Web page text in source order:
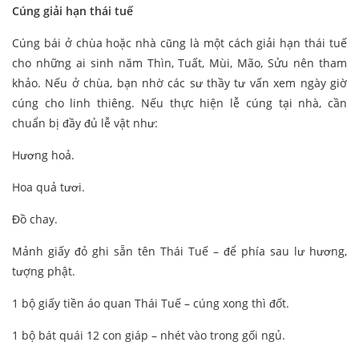
Cúng giải hạn thái tuế
Cúng bái ở chùa hoặc nhà cũng là một cách giải hạn thái tuế
cho những ai sinh năm Thìn, Tuất, Mùi, Mão, Sửu nên tham
khảo. Nếu ở chùa, bạn nhờ các sư thầy tư vấn xem ngày giờ
cúng cho linh thiêng. Nếu thực hiện lễ cúng tại nhà, cần
chuẩn bị đầy đủ lễ vật như:
Hương hoả.
Hoa quả tươi.
Đồ chay.
Mảnh giấy đỏ ghi sẵn tên Thái Tuế – để phía sau lư hương,
tượng phật.
1 bộ giấy tiền áo quan Thái Tuế – cúng xong thì đốt.
1 bộ bát quái 12 con giáp – nhét vào trong gối ngủ.